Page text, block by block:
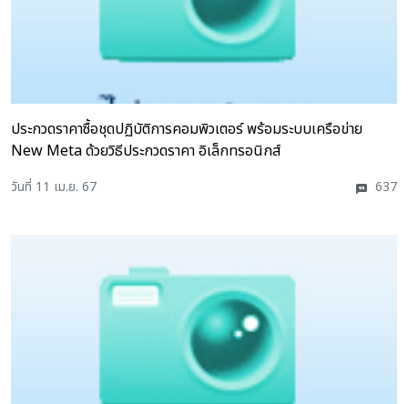
ประกวดราคาซื้อชุดปฏิบัติการคอมพิวเตอร์ พร้อมระบบเครือข่าย
New Meta ด้วยวิธีประกวดราคา อิเล็กทรอนิกส์
วันที่ 11 เม.ย. 67 637